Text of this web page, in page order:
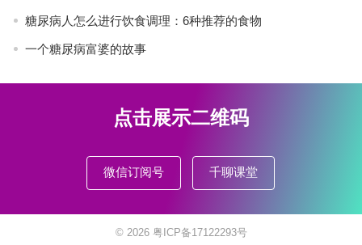
糖尿病人怎么进行饮食调理：6种推荐的食物
一个糖尿病富婆的故事
点击展示二维码
微信订阅号 千聊课堂
© 2026 粤ICP备17122293号